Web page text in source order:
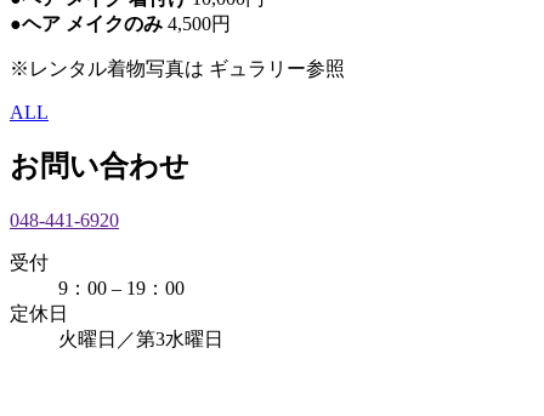
●ヘア メイクのみ 4,500円
※レンタル着物写真は ギュラリー参照
ALL
お問い合わせ
048-441-6920
受付
9：00 – 19：00
定休日
火曜日／第3水曜日